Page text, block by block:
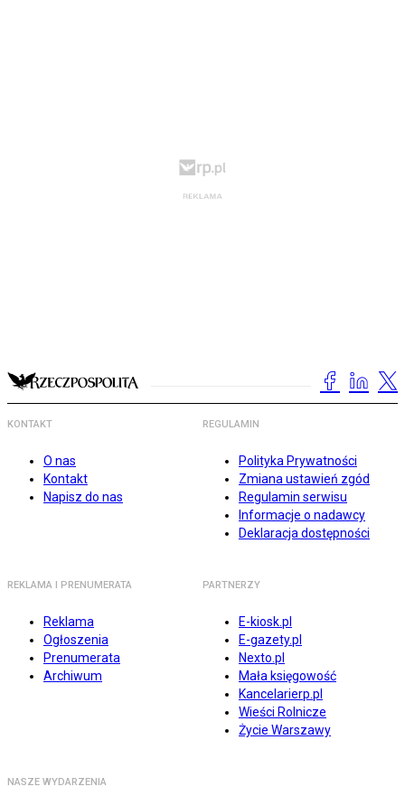
KONTAKT
O nas
Kontakt
Napisz do nas
REGULAMIN
Polityka Prywatności
Zmiana ustawień zgód
Regulamin serwisu
Informacje o nadawcy
Deklaracja dostępności
REKLAMA I PRENUMERATA
Reklama
Ogłoszenia
Prenumerata
Archiwum
PARTNERZY
E-kiosk.pl
E-gazety.pl
Nexto.pl
Mała księgowość
Kancelarierp.pl
Wieści Rolnicze
Życie Warszawy
NASZE WYDARZENIA